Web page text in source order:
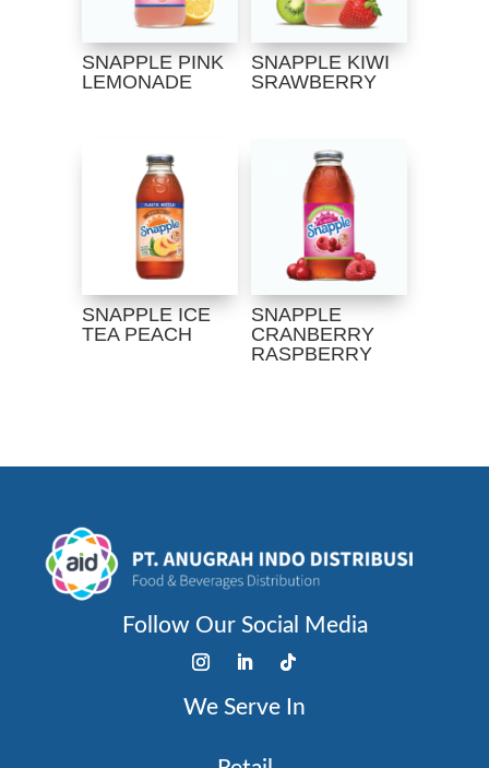
SNAPPLE PINK
LEMONADE
SNAPPLE KIWI
SRAWBERRY
SNAPPLE ICE
TEA PEACH
SNAPPLE
CRANBERRY
RASPBERRY
Follow Our Social Media
We Serve In